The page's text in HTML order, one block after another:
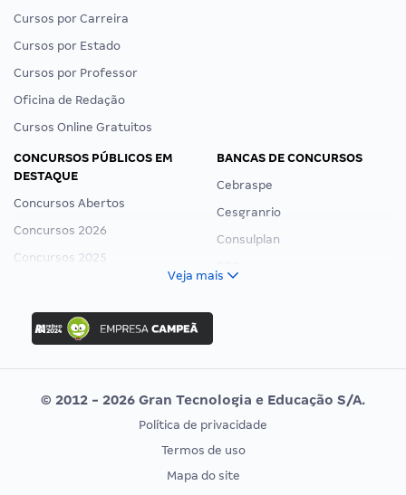
Cursos por Carreira
Cursos por Estado
Cursos por Professor
Oficina de Redação
Cursos Online Gratuitos
CONCURSOS PÚBLICOS EM
DESTAQUE
Concursos Abertos
Concursos 2026
Concursos 2025
Concurso Ibama
Concurso MPU
Editais publicados
BANCAS DE CONCURSOS
Cebraspe
Cesgranrio
Consulplan
Vunesp
CONCURSOS POR PROFISSÃO
EXAME DE ORDEM
Veja mais
© 2012 - 2026 Gran Tecnologia e Educação S/A.
Política de privacidade
Termos de uso
Mapa do site